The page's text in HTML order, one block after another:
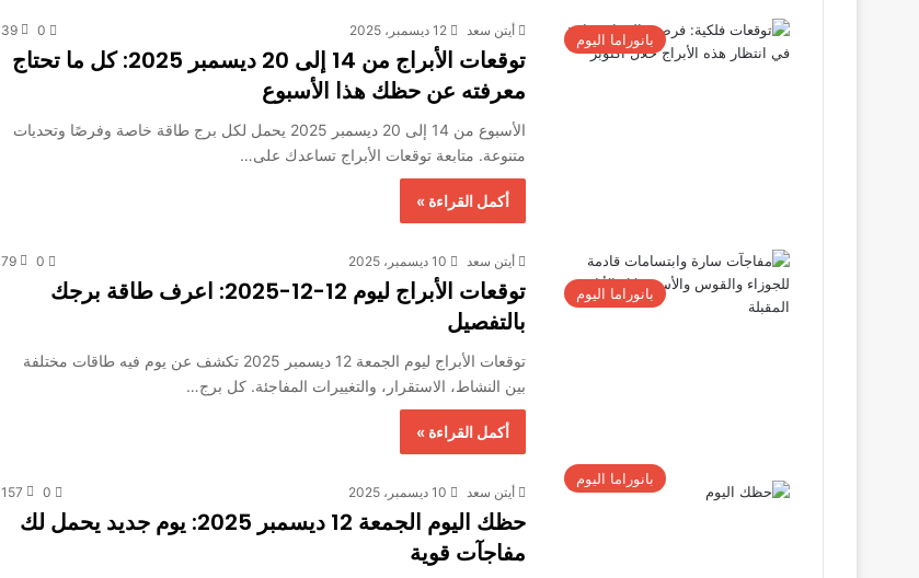
بانوراما اليوم
أيتن سعد 12 ديسمبر، 2025 0
39
توقعات الأبراج من 14 إلى 20 ديسمبر 2025: كل ما تحتاج
معرفته عن حظك هذا الأسبوع
الأسبوع من 14 إلى 20 ديسمبر 2025 يحمل لكل برج طاقة خاصة وفرصًا وتحديات
متنوعة. متابعة توقعات الأبراج تساعدك على…
أكمل القراءة »
بانوراما اليوم
أيتن سعد 10 ديسمبر، 2025 0
79
توقعات الأبراج ليوم 12-12-2025: اعرف طاقة برجك
بالتفصيل
توقعات الأبراج ليوم الجمعة 12 ديسمبر 2025 تكشف عن يوم فيه طاقات مختلفة
بين النشاط، الاستقرار، والتغييرات المفاجئة. كل برج…
أكمل القراءة »
بانوراما اليوم
أيتن سعد 10 ديسمبر، 2025 0
157
حظك اليوم الجمعة 12 ديسمبر 2025: يوم جديد يحمل لك
مفاجآت قوية